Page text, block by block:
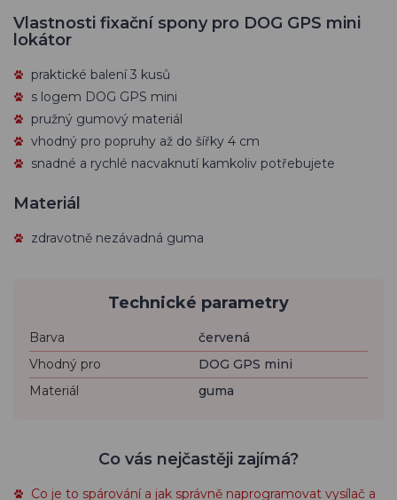
Vlastnosti fixační spony pro DOG GPS mini
lokátor
praktické balení 3 kusů
s logem DOG GPS mini
pružný gumový materiál
vhodný pro popruhy až do šířky 4 cm
snadné a rychlé nacvaknutí kamkoliv potřebujete
Materiál
zdravotně nezávadná guma
Technické parametry
Barva
červená
Vhodný pro
DOG GPS mini
Materiál
guma
Co vás nejčastěji zajímá?
Co je to spárování a jak správně naprogramovat vysílač a